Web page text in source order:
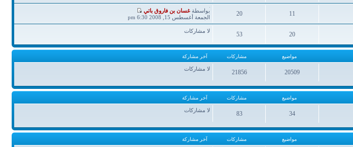
مواضيع
مشاركات
11
مواضيع
20
مشاركات
آخر
مشاركة
بواسطة غسان بن فاروق باتي
الجمعة أغسطس 15, 2008 6:30 pm
20
مواضيع
53
مشاركات
لا مشاركات
مواضيع مشاركات آخر مشاركة
20509
مواضيع
21856
مشاركات
لا مشاركات
مواضيع مشاركات آخر مشاركة
34
مواضيع
83
مشاركات
لا مشاركات
مواضيع مشاركات آخر مشاركة